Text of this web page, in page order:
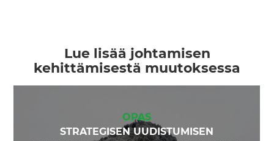
Lue lisää johtamisen
kehittämisestä muutoksessa
OPAS
STRATEGISEN UUDISTUMISEN